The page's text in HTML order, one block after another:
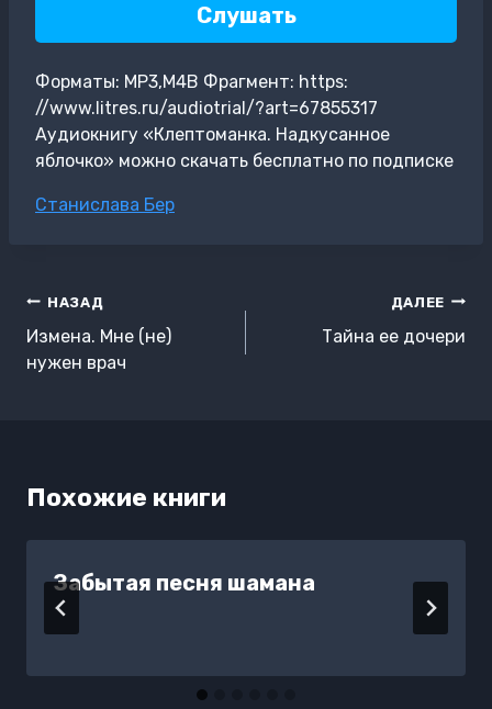
Слушать
Форматы: MP3,M4B Фрагмент: https:
//www.litres.ru/audiotrial/?art=67855317
Аудиокнигу «Клептоманка. Надкусанное
яблочко» можно скачать бесплатно по подписке
Метки
Станислава Бер
Навигация
по
записям
НАЗАД
Измена. Мне (не)
нужен врач
ДАЛЕЕ
Тайна ее дочери
Похожие книги
Забытая песня шамана